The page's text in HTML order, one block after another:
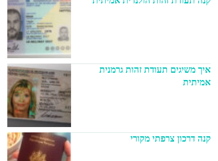
איך משיגים תעודת זהות גרמנית
אמיתית
קנה דרכון צרפתי מקורי